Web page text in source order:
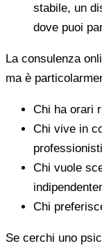
stabile, un
dove puoi
La consulenza
ma è
Chi ha orari
Chi vive in
professionisti
Chi vuole
Chi
Se cerchi uno